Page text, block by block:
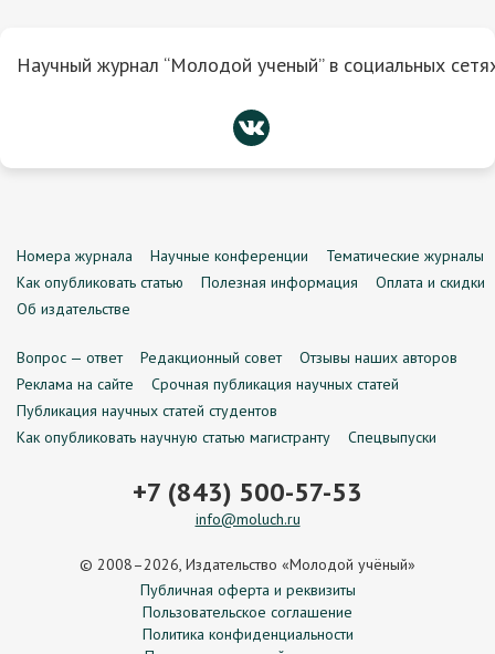
Научный журнал “Молодой ученый” в социальных
Номера журнала Научные конференции
Тематические журналы
Как опубликовать статью
Полезная информация
Оплата и скидки
Об издательстве
Вопрос — ответ Редакционный совет
Отзывы наших авторов
Реклама на сайте
Срочная публикация научных статей
Публикация научных статей студентов
Как опубликовать научную статью магистранту
Спецвыпуски
+7 (843) 500-57-53
info@moluch.ru
© 2008–2026, Издательство «Молодой учёный»
Публичная оферта и реквизиты
Пользовательское соглашение
Политика конфиденциальности